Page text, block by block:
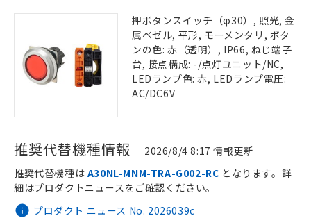
押ボタンスイッチ（φ30）, 照光, 金
属ベゼル, 平形, モーメンタリ, ボタ
ンの色: 赤（透明）, IP66, ねじ端子
台, 接点構成: -/点灯ユニット/NC,
LEDランプ色: 赤, LEDランプ電圧:
AC/DC6V
推奨代替機種情報 2026/8/4 8:17 情報更新
プロダクト ニュース No. 2026039c
推奨代替機種は A30NL-MNM-TRA-G002-RC となります。詳
細はプロダクトニュースをご確認ください。